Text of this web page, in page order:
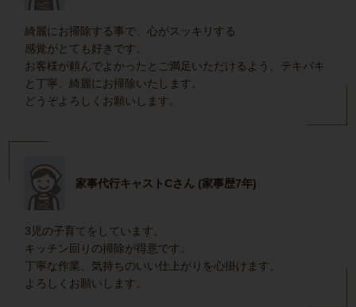
綺麗にお掃除する事で、心がスッキリする
感覚がとても好きです。
お客様が頼んでよかったとご満足いただけるよう、テキパキ
と丁寧、綺麗にお掃除いたします。
どうぞよろしくお願いします。
家事代行キャストCさん (家事歴7年)
3児の子育てをしています。
キッチン回りの掃除が得意です。
丁寧な作業、気持ちのいい仕上がりを心掛けます。
よろしくお願いします。